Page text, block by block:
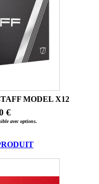
MODEL X12
€
avec options.